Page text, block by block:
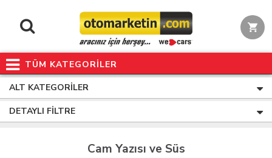
TÜM KATEGORİLER
ALT KATEGORILER
DETAYLI FILTRE
Cam Yazısı ve Süs